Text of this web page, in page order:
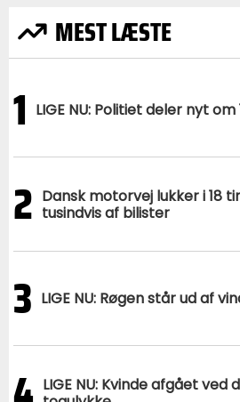
MEST LÆSTE
1 LIGE NU: Politiet deler nyt
2 Dansk motorvej lukker i 18
tusindvis af bilister
3 LIGE NU: Røgen står ud af
LIGE NU: Kvinde afgået ved